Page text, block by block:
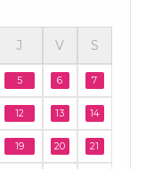
J V S
5 6 7
12 13 14
19 20 21